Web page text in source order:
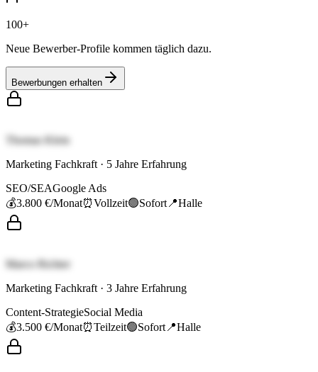
100+
Neue Bewerber-Profile kommen täglich dazu.
Bewerbungen erhalten
Thomas Klein
Marketing Fachkraft · 5 Jahre Erfahrung
SEO/SEAGoogle Ads
💰3.800 €/Monat⏰Vollzeit🟢Sofort 📍Halle
Marco Richter
Marketing Fachkraft · 3 Jahre Erfahrung
Content-StrategieSocial Media
💰3.500 €/Monat⏰Teilzeit🟢Sofort 📍Halle